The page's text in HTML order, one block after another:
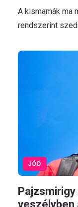
A kismamák ma
rendszerint
JÓD
veszélyben